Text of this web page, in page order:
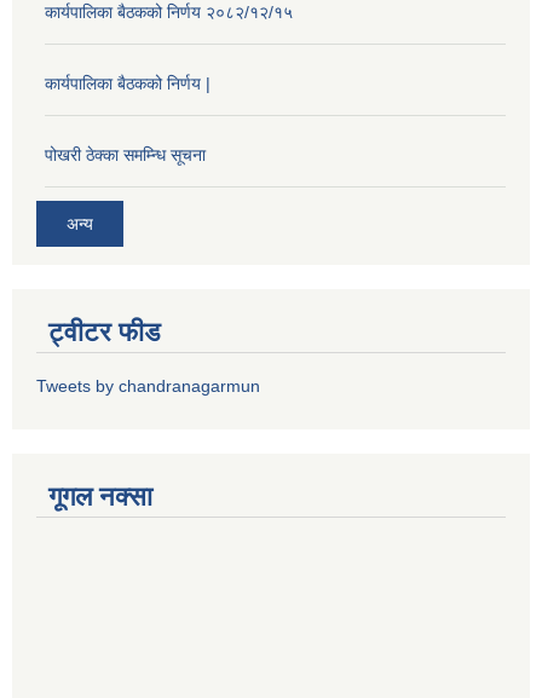
कार्यपालिका बैठकको निर्णय २०८२/१२/१५
कार्यपालिका बैठकको निर्णय |
पोखरी ठेक्का समम्न्धि सूचना
अन्य
ट्वीटर फीड
Tweets by chandranagarmun
गूगल नक्सा